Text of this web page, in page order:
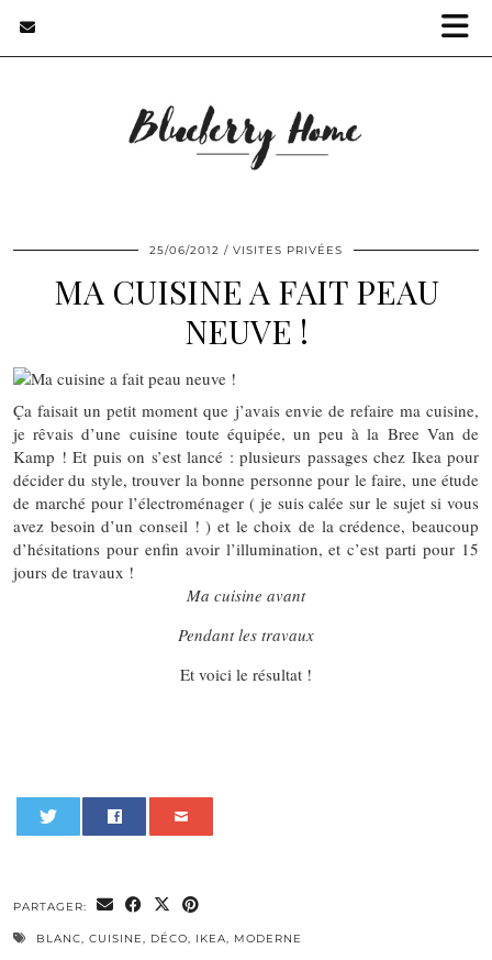
25/06/2012 VISITES PRIVÉES
MA CUISINE A FAIT PEAU
NEUVE !
Ça faisait un petit moment que j’avais envie de refaire ma cuisine,
je rêvais d’une cuisine toute équipée, un peu à la Bree Van de
Kamp ! Et puis on s’est lancé : plusieurs passages chez Ikea pour
décider du style, trouver la bonne personne pour le faire, une étude
de marché pour l’électroménager ( je suis calée sur le sujet si vous
avez besoin d’un conseil ! ) et le choix de la crédence, beaucoup
d’hésitations pour enfin avoir l’illumination, et c’est parti pour 15
jours de travaux !
Ma cuisine avant
Pendant les travaux
Et voici le résultat !
PARTAGER:
BLANC CUISINE DÉCO IKEA MODERNE